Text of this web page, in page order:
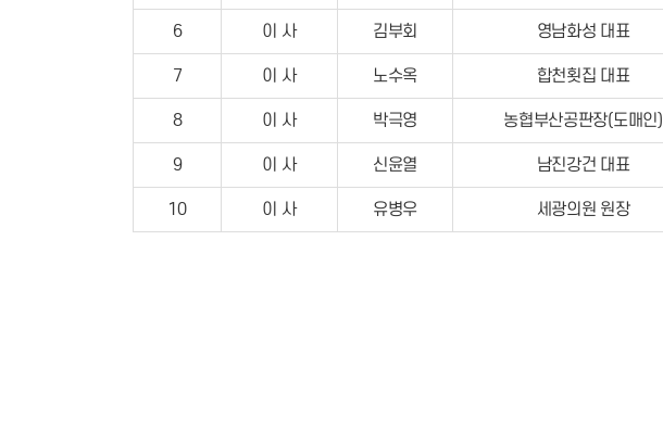
6 이 사 김부회 영남화성 대표
7 이 사 노수옥 합천횟집 대표
8 이 사 박극영 농협부산공판장(도매인)
9 이 사 신윤열 남진강건 대표
10 이 사 유병우 세광의원 원장